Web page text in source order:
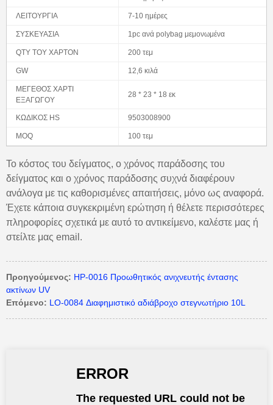
ΛΕΙΤΟΥΡΓΙΑ 7-10 ημέρες
ΣΥΣΚΕΥΑΣΙΑ 1pc ανά polybag μεμονωμένα
QTY ΤΟΥ ΧΑΡΤΟΝ 200 τεμ
GW 12,6 κιλά
ΜΕΓΕΘΟΣ ΧΑΡΤΙ
ΕΞΑΓΩΓΟΥ
28 * 23 * 18 εκ
ΚΩΔΙΚΟΣ HS 9503008900
MOQ 100 τεμ
Το κόστος του δείγματος, ο χρόνος παράδοσης του
δείγματος και ο χρόνος παράδοσης συχνά διαφέρουν
ανάλογα με τις καθορισμένες απαιτήσεις, μόνο ως αναφορά.
Έχετε κάποια συγκεκριμένη ερώτηση ή θέλετε περισσότερες
πληροφορίες σχετικά με αυτό το αντικείμενο, καλέστε μας ή
στείλτε μας email.
Προηγούμενος: HP-0016 Προωθητικός ανιχνευτής έντασης
ακτίνων UV
Επόμενο: LO-0084 Διαφημιστικό αδιάβροχο στεγνωτήριο 10L